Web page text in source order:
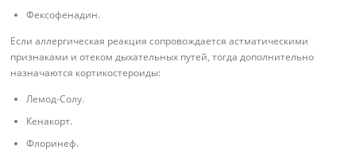
Фексофенадин.
Если аллергическая реакция сопровождается астматическими
признаками и отеком дыхательных путей, тогда дополнительно
назначаются кортикостероиды:
Лемод-Солу.
Кенакорт.
Флоринеф.